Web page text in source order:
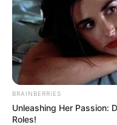
BRAINBERRIES
Unleashing Her Passion:
Roles!